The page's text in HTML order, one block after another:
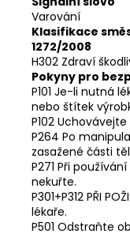
Varování
Klasifikace
1272/2008
H302 Zdraví
Pokyny pro
P101 Je-li nutná
nebo štítek
P102
P264 Po
zasažené části
P271 Při
nekuřte.
P301+P312 PŘI
lékaře.
P501 Odstraňte